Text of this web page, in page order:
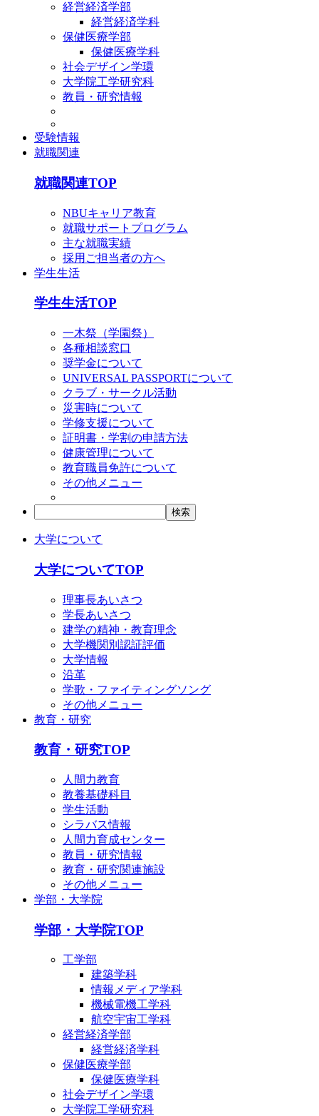
経営経済学部
経営経済学科
保健医療学部
保健医療学科
社会デザイン学環
大学院工学研究科
教員・研究情報
受験情報
就職関連
就職関連TOP
NBUキャリア教育
就職サポートプログラム
主な就職実績
採用ご担当者の方へ
学生生活
学生生活TOP
一木祭（学園祭）
各種相談窓口
奨学金について
UNIVERSAL PASSPORTについて
クラブ・サークル活動
災害時について
学修支援について
証明書・学割の申請方法
健康管理について
教育職員免許について
その他メニュー
大学について
大学についてTOP
理事長あいさつ
学長あいさつ
建学の精神・教育理念
大学機関別認証評価
大学情報
沿革
学歌・ファイティングソング
その他メニュー
教育・研究
教育・研究TOP
人間力教育
教養基礎科目
学生活動
シラバス情報
人間力育成センター
教員・研究情報
教育・研究関連施設
その他メニュー
学部・大学院
学部・大学院TOP
工学部
建築学科
情報メディア学科
機械電機工学科
航空宇宙工学科
経営経済学部
経営経済学科
保健医療学部
保健医療学科
社会デザイン学環
大学院工学研究科